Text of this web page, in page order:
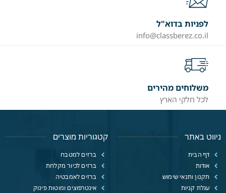
לפניות בדוא"ל
info@classberez.co.il
משלוחים מהירים
לכל חלקי הארץ
ניווט באתר
דף הבית
אודות
תקנון ותנאי שימוש
עגלת קניות
קטגוריות מוצרים
ברזים למטבח
ברזים לכיור מקלחת
ברזים לאמבטיה
אינטרפוצים ומוטות פינוק